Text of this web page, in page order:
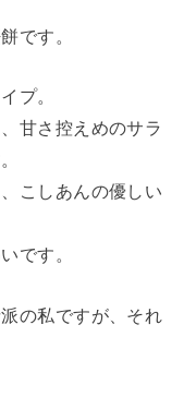
です。
プ。
甘さ控えめのサラ
こしあんの優しい
です。
の私ですが、それ